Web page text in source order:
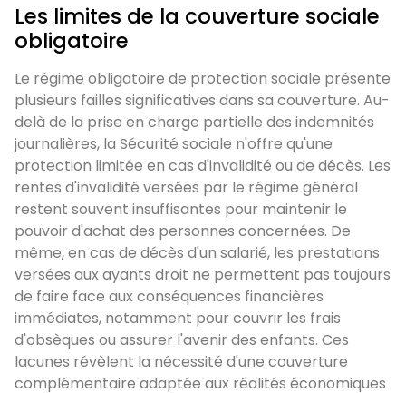
Les limites de la couverture sociale
obligatoire
Le régime obligatoire de protection sociale présente
plusieurs failles significatives dans sa couverture. Au-
delà de la prise en charge partielle des indemnités
journalières, la Sécurité sociale n'offre qu'une
protection limitée en cas d'invalidité ou de décès. Les
rentes d'invalidité versées par le régime général
restent souvent insuffisantes pour maintenir le
pouvoir d'achat des personnes concernées. De
même, en cas de décès d'un salarié, les prestations
versées aux ayants droit ne permettent pas toujours
de faire face aux conséquences financières
immédiates, notamment pour couvrir les frais
d'obsèques ou assurer l'avenir des enfants. Ces
lacunes révèlent la nécessité d'une couverture
complémentaire adaptée aux réalités économiques